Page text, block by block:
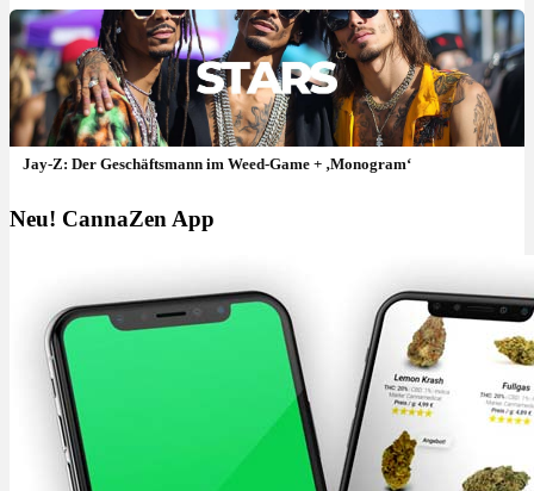
Jay-Z: Der Geschäftsmann im Weed-Game + ‚Monogram‘
Neu! CannaZen App